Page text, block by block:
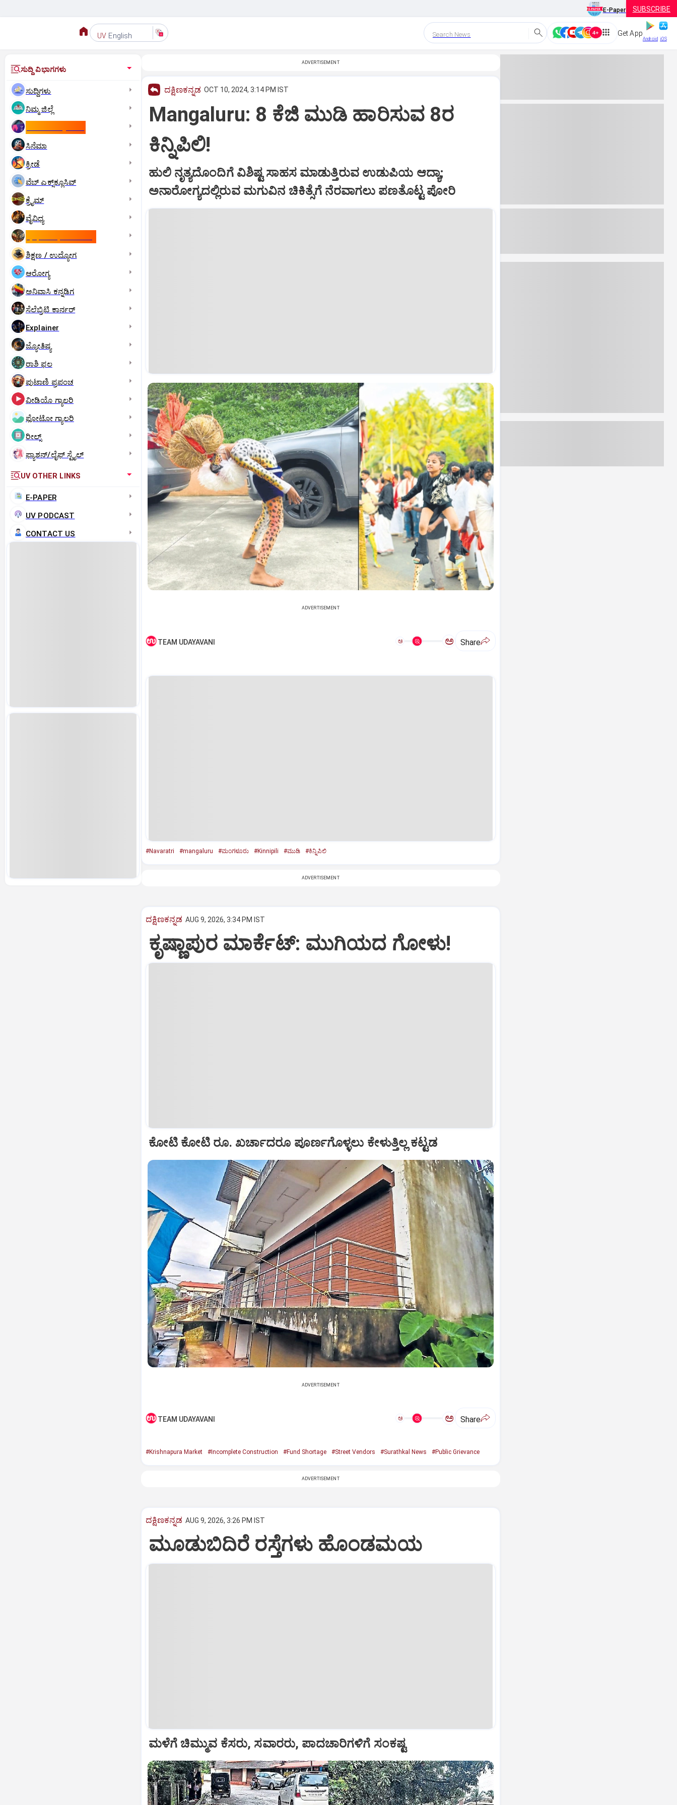
E-Paper SUBSCRIBE
UV English Search News Get App
Android iOS
ಸುದ್ದಿ ವಿಭಾಗಗಳು
ಸುದ್ದಿಗಳು
ನಿಮ್ಮ ಜಿಲ್ಲೆ
ಸಿನೆಮಾ
ಕ್ರೀಡೆ
ವೆಬ್ ಎಕ್ಸ್‌ಕ್ಲೂಸಿವ್
ಕ್ರೈಮ್
ವೈವಿಧ್ಯ
ಶಿಕ್ಷಣ / ಉದ್ಯೋಗ
ಆರೋಗ್ಯ
ಅನಿವಾಸಿ ಕನ್ನಡಿಗ
ಸೆಲೆಬ್ರಿಟಿ ಕಾರ್ನರ್‌
Explainer
ಜ್ಯೋತಿಷ್ಯ
ರಾಶಿ ಫಲ
ಪುಟಾಣಿ ಪ್ರಪಂಚ
ವೀಡಿಯೊ ಗ್ಯಾಲರಿ
ಫೋಟೋ ಗ್ಯಾಲರಿ
ರೀಲ್ಸ್
ಫ್ಯಾಶನ್/ಲೈಫ್‌ ಸ್ಟೈಲ್
UV OTHER LINKS
E-PAPER
UV PODCAST
CONTACT US
ADVERTISEMENT
ದಕ್ಷಿಣಕನ್ನಡ OCT 10, 2024, 3:14 PM IST
Mangaluru: 8 ಕೆಜಿ ಮುಡಿ ಹಾರಿಸುವ 8ರ
ಕಿನ್ನಿಪಿಲಿ!
ಹುಲಿ ನೃತ್ಯದೊಂದಿಗೆ ವಿಶಿಷ್ಟ ಸಾಹಸ ಮಾಡುತ್ತಿರುವ ಉಡುಪಿಯ ಆದ್ಯಾ;
ಅನಾರೋಗ್ಯದಲ್ಲಿರುವ ಮಗುವಿನ ಚಿಕಿತ್ಸೆಗೆ ನೆರವಾಗಲು ಪಣತೊಟ್ಟ ಪೋರಿ
ADVERTISEMENT
TEAM UDAYAVANI ಅ ಅ Share
#Navaratri #mangaluru #ಮಂಗಳೂರು #Kinnipili #ಮುಡಿ #ಕಿನ್ನಿಪಿಲಿ
ADVERTISEMENT
ದಕ್ಷಿಣಕನ್ನಡ AUG 9, 2026, 3:34 PM IST
ಕೃಷ್ಣಾಪುರ ಮಾರ್ಕೆಟ್‌: ಮುಗಿಯದ ಗೋಳು!
ಕೋಟಿ ಕೋಟಿ ರೂ. ಖರ್ಚಾದರೂ ಪೂರ್ಣಗೊಳ್ಳಲು ಕೇಳುತ್ತಿಲ್ಲ ಕಟ್ಟಡ
ADVERTISEMENT
TEAM UDAYAVANI ಅ ಅ Share
#Krishnapura Market #Incomplete Construction #Fund Shortage #Street Vendors #Surathkal News #Public Grievance
ADVERTISEMENT
ದಕ್ಷಿಣಕನ್ನಡ AUG 9, 2026, 3:26 PM IST
ಮೂಡುಬಿದಿರೆ ರಸ್ತೆಗಳು ಹೊಂಡಮಯ
ಮಳೆಗೆ ಚಿಮ್ಮುವ ಕೆಸರು, ಸವಾರರು, ಪಾದಚಾರಿಗಳಿಗೆ ಸಂಕಷ್ಟ